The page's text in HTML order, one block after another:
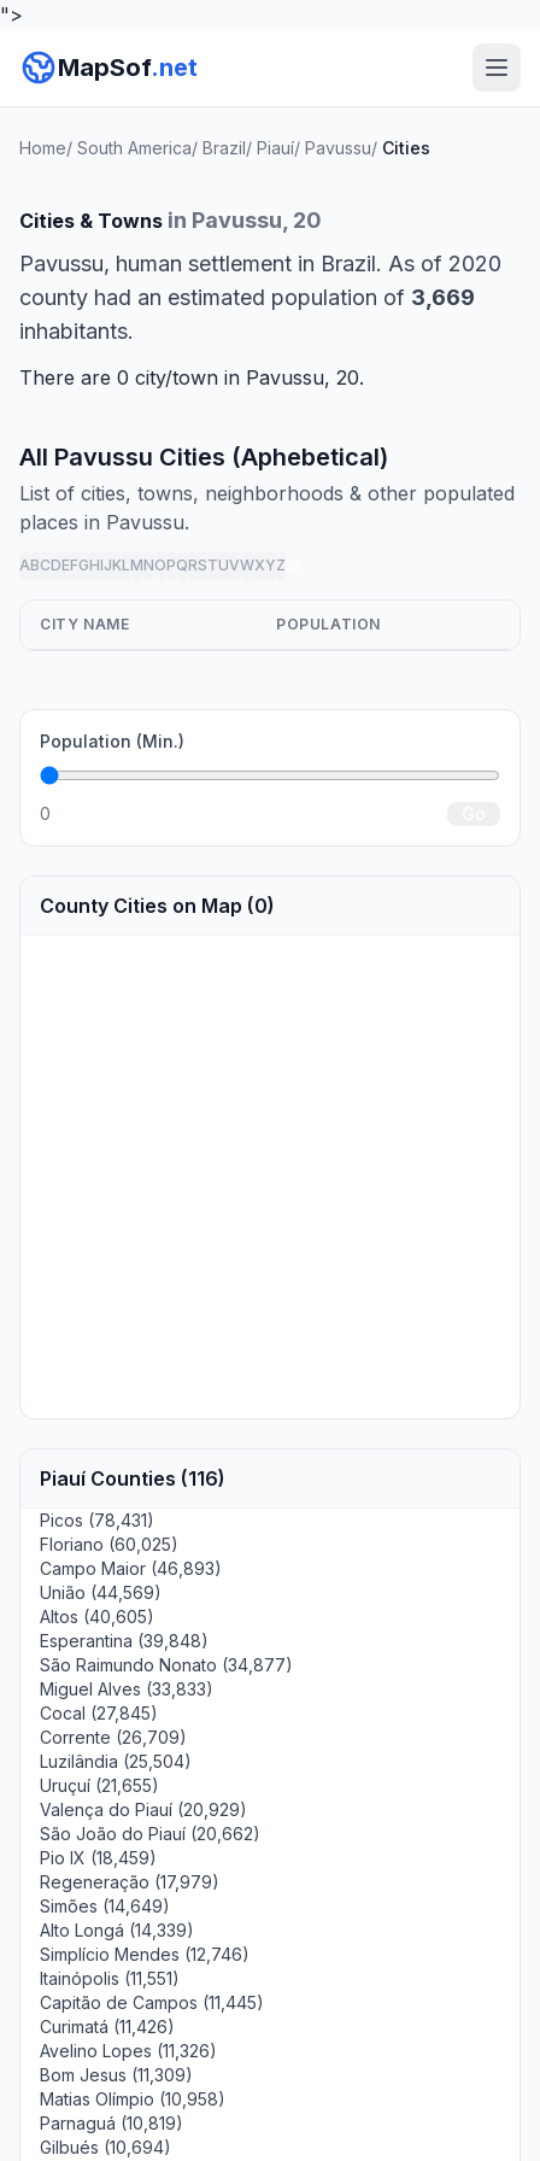
">
MapSof.net
Home/ South America/ Brazil/ Piauí/ Pavussu/ Cities
Cities & Towns in Pavussu, 20
Pavussu, human settlement in Brazil. As of 2020
county had an estimated population of 3,669
inhabitants.
There are 0 city/town in Pavussu, 20.
All Pavussu Cities (Aphebetical)
List of cities, towns, neighborhoods & other populated
places in Pavussu.
ABCDEFGHIJKLMNOPQRSTUVWXYZ
CITY NAME POPULATION
Population (Min.)
0
County Cities on Map (0)
Piauí Counties (116)
Picos (78,431)
Floriano (60,025)
Campo Maior (46,893)
União (44,569)
Altos (40,605)
Esperantina (39,848)
São Raimundo Nonato (34,877)
Miguel Alves (33,833)
Cocal (27,845)
Corrente (26,709)
Luzilândia (25,504)
Uruçuí (21,655)
Valença do Piauí (20,929)
São João do Piauí (20,662)
Pio IX (18,459)
Regeneração (17,979)
Simões (14,649)
Alto Longá (14,339)
Simplício Mendes (12,746)
Itainópolis (11,551)
Capitão de Campos (11,445)
Curimatá (11,426)
Avelino Lopes (11,326)
Bom Jesus (11,309)
Matias Olímpio (10,958)
Parnaguá (10,819)
Gilbués (10,694)